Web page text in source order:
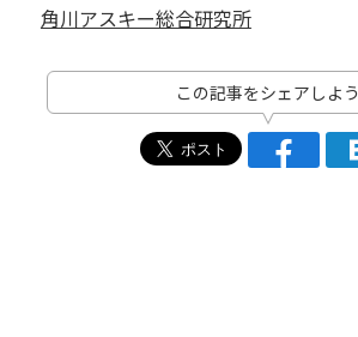
角川アスキー総合研究所
この記事をシェアしよう